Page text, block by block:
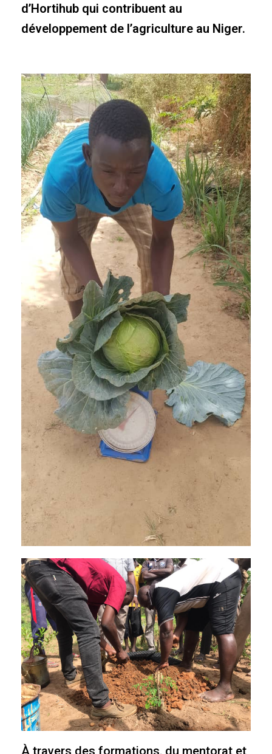
d’Hortihub qui contribuent au
développement de l’agriculture au Niger.
À travers des formations, du mentorat et